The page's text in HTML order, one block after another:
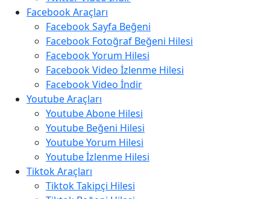
Facebook Araçları
Facebook Sayfa Beğeni
Facebook Fotoğraf Beğeni Hilesi
Facebook Yorum Hilesi
Facebook Video İzlenme Hilesi
Facebook Video İndir
Youtube Araçları
Youtube Abone Hilesi
Youtube Beğeni Hilesi
Youtube Yorum Hilesi
Youtube İzlenme Hilesi
Tiktok Araçları
Tiktok Takipçi Hilesi